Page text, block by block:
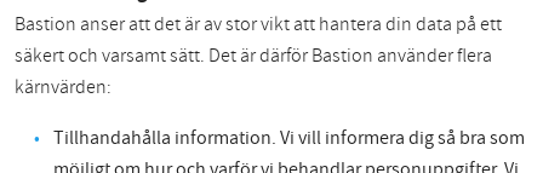
Bastion anser att det är av stor vikt att hantera din data på ett
säkert och varsamt sätt. Det är därför Bastion använder flera
kärnvärden:
Tillhandahålla information. Vi vill informera dig så bra som